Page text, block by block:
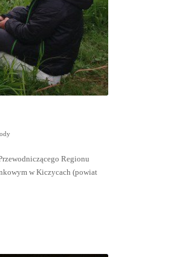
Regionu
w Kiczycach (powiat